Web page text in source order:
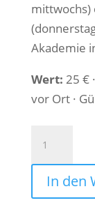
mittwochs)
Akademie
Wert: 25 €
vor Ort ·
Einzeltermin
Lebensleicht
In den